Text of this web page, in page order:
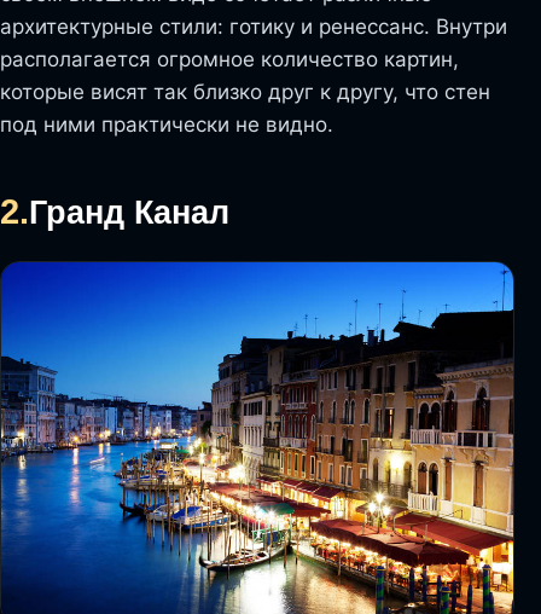
архитектурные стили: готику и ренессанс. Внутри
располагается огромное количество картин,
которые висят так близко друг к другу, что стен
под ними практически не видно.
2.Гранд Канал